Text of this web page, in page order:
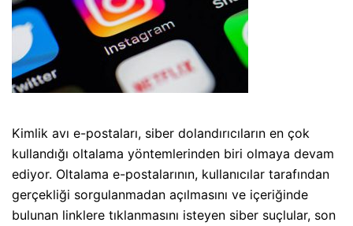
Kimlik avı e-postaları, siber dolandırıcıların en çok
kullandığı oltalama yöntemlerinden biri olmaya devam
ediyor. Oltalama e-postalarının, kullanıcılar tarafından
gerçekliği sorgulanmadan açılmasını ve içeriğinde
bulunan linklere tıklanmasını isteyen siber suçlular, son